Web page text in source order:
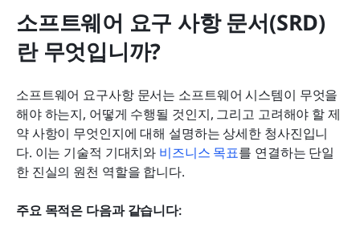
소프트웨어 요구 사항 문서(SRD)
란 무엇입니까?
소프트웨어 요구사항 문서는 소프트웨어 시스템이 무엇을
해야 하는지, 어떻게 수행될 것인지, 그리고 고려해야 할 제
약 사항이 무엇인지에 대해 설명하는 상세한 청사진입니
다. 이는 기술적 기대치와 비즈니스 목표를 연결하는 단일
한 진실의 원천 역할을 합니다.
주요 목적은 다음과 같습니다: